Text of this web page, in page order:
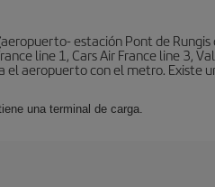
estación Pont de
line 1, Cars Air France line 3,
aeropuerto con el metro. Existe
una terminal de carga.